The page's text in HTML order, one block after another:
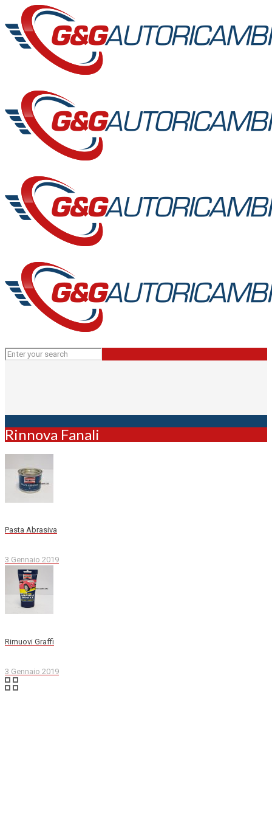
Rinnova Fanali
Pasta Abrasiva
3 Gennaio 2019
Rimuovi Graffi
3 Gennaio 2019